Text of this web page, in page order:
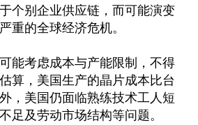
个别企业供应链，而可能演变
重的全球经济危机。
能考虑成本与产能限制，不得
算，美国生产的晶片成本比台
，美国仍面临熟练技术工人短
足及劳动市场结构等问题。